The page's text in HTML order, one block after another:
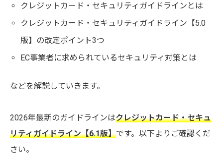
クレジットカード・セキュリティガイドラインとは
クレジットカード・セキュリティガイドライン【5.0
版】の改定ポイント3つ
EC事業者に求められているセキュリティ対策とは
などを解説していきます。
2026年最新のガイドラインはクレジットカード・セキュ
リティガイドライン【6.1版】です。以下よりご確認くだ
さい。